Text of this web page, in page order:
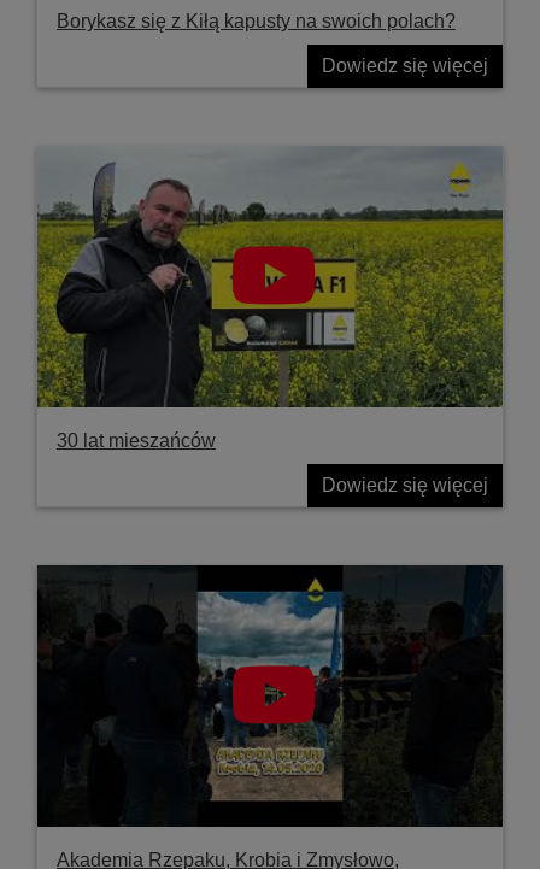
Borykasz się z Kiłą kapusty na swoich polach?
Dowiedz się więcej
30 lat mieszańców
Dowiedz się więcej
Akademia Rzepaku, Krobia i Zmysłowo,